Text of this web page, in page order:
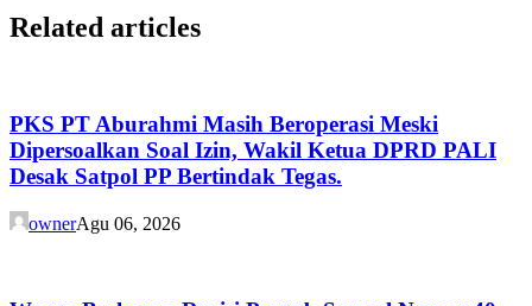
Related articles
PKS PT Aburahmi Masih Beroperasi Meski
Dipersoalkan Soal Izin, Wakil Ketua DPRD PALI
Desak Satpol PP Bertindak Tegas.
ownerAgu 06, 2026